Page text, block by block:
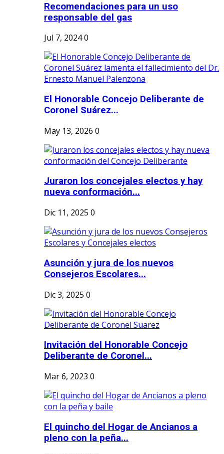
Recomendaciones para un uso
responsable del gas
Jul 7, 20240
El Honorable Concejo Deliberante de
Coronel Suárez...
May 13, 2026 0
Juraron los concejales electos y hay
nueva conformación...
Dic 11, 2025 0
Asunción y jura de los nuevos
Consejeros Escolares...
Dic 3, 2025 0
Invitación del Honorable Concejo
Deliberante de Coronel...
Mar 6, 2023 0
El quincho del Hogar de Ancianos a
pleno con la peña...